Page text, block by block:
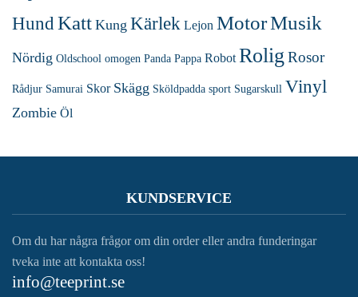
HundKatt Kung Kärlek Lejon MotorMusik
Nördig Oldschool omogen Panda Pappa Robot Rolig Rosor
Rådjur Samurai Skor Skägg Sköldpadda sport Sugarskull Vinyl
Zombie Öl
KUNDSERVICE
Om du har några frågor om din order eller andra funderingar
tveka inte att kontakta oss!
info@teeprint.se